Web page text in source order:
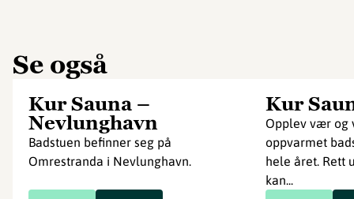
Se også
Kur Sauna –
Nevlunghavn
Badstuen befinner seg på
Omrestranda i Nevlunghavn.
Kur
Opplev vær og
oppvarmet
hele året. Rett
kan...